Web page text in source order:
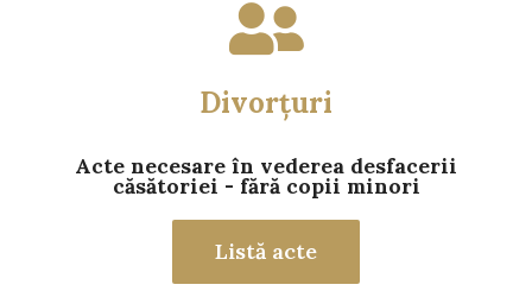
Acte necesare în vederea desfacerii
căsătoriei - fără copii minori
Listă acte
Divorțuri